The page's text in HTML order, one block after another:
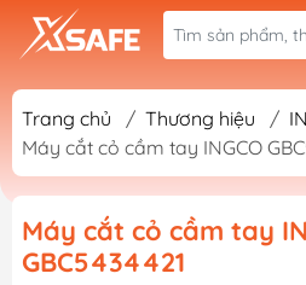
Trang chủ / Thương hiệu /
Máy cắt cỏ cầm tay INGCO
Máy cắt cỏ cầm tay
GBC5434421